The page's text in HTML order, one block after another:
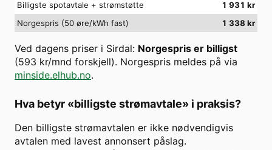
Billigste spotavtale + strømstøtte 1 931 kr
Norgespris (50 øre/kWh fast)
1 338 kr
Ved dagens priser i Sirdal: Norgespris er billigst
(593 kr/mnd forskjell). Norgespris meldes på via
minside.elhub.no.
Hva betyr «billigste strømavtale» i praksis?
Den billigste strømavtalen er ikke nødvendigvis
avtalen med lavest annonsert påslag.